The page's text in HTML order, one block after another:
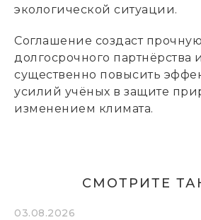
экологической ситуации.
Соглашение создаст
долгосрочного партнёрства
существенно повысить
усилий учёных в защите
изменением климата.
СМОТРИТЕ
03.08.2026